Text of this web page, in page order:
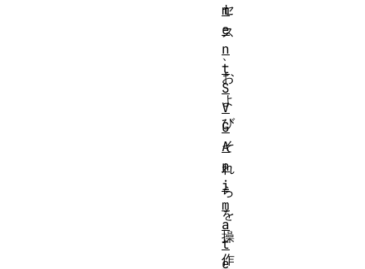
セ
ス
、
お
よ
び
そ
れ
ら
を
操
作
m
e
n
t
S
V
G
A
n
i
m
a
t
e